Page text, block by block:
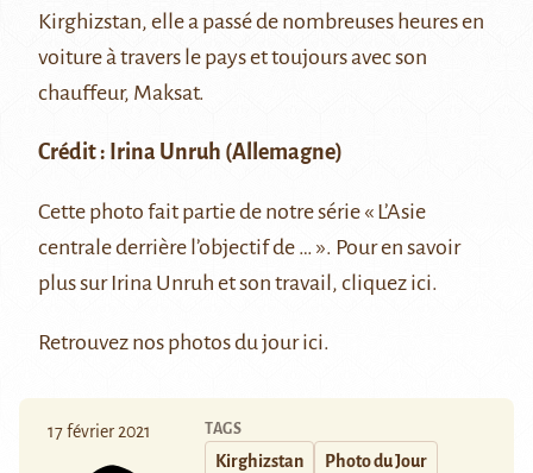
Kirghizstan, elle a passé de nombreuses heures en
voiture à travers le pays et toujours avec son
chauffeur, Maksat.
Crédit : Irina Unruh (Allemagne)
Cette photo fait partie de notre série « L’Asie
centrale derrière l’objectif de … ». Pour en savoir
plus sur Irina Unruh et son travail, cliquez ici.
Retrouvez nos photos du jourici.
17 février 2021 TAGS
Kirghizstan Photo du Jour